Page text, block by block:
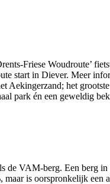
Friese Woudroute’
start in Diever. Meer
Aekingerzand; het
park én een geweldig
VAM-berg. Een berg in
is oorspronkelijk een